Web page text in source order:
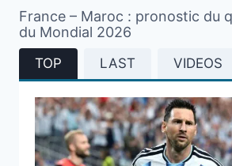
France – Maroc : pronostic du
du Mondial 2026
TOP LAST VIDEOS